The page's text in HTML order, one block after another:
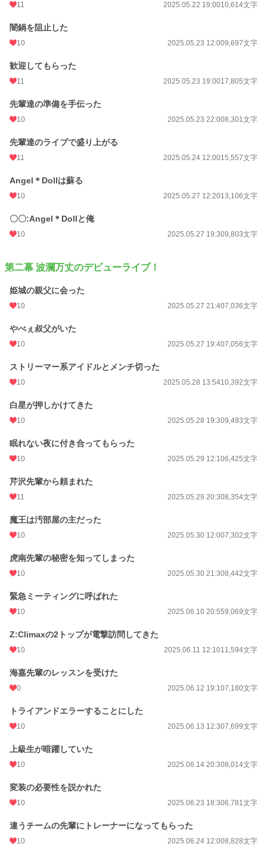
11 2025.05.22 19:0010,614文字
闇鍋を阻止した
10 2025.05.23 12:009,697文字
歓迎してもらった
11 2025.05.23 19:0017,805文字
先輩達の準備を手伝った
10 2025.05.23 22:008,301文字
先輩達のライブで盛り上がる
11 2025.05.24 12:0015,557文字
Angel＊Dollは蘇る
10 2025.05.27 12:2013,106文字
〇〇:Angel＊Dollと俺
10 2025.05.27 19:309,803文字
第二幕 波瀾万丈のデビューライブ！
姫城の親父に会った
10 2025.05.27 21:407,036文字
やべぇ叔父がいた
10 2025.05.27 19:407,056文字
ストリーマー系アイドルとメンチ切った
10 2025.05.28 13:5410,392文字
白星が押しかけてきた
10 2025.05.28 19:309,493文字
眠れない夜に付き合ってもらった
10 2025.05.29 12:106,425文字
芹沢先輩から頼まれた
11 2025.05.29 20:308,354文字
魔王は汚部屋の主だった
10 2025.05.30 12:007,302文字
虎南先輩の秘密を知ってしまった
10 2025.05.30 21:308,442文字
緊急ミーティングに呼ばれた
10 2025.06.10 20:559,069文字
Z:Climaxの2トップが電撃訪問してきた
10 2025.06.11 12:1011,594文字
海嘉先輩のレッスンを受けた
0 2025.06.12 19:107,180文字
トライアンドエラーすることにした
10 2025.06.13 12:307,699文字
上級生が暗躍していた
10 2025.06.14 20:308,014文字
変装の必要性を説かれた
10 2025.06.23 18:306,781文字
違うチームの先輩にトレーナーになってもらった
10 2025.06.24 12:008,828文字